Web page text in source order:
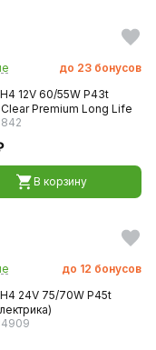
до 23 бонусов
12V 60/55W P43t
Clear Premium Long Life
В корзину
до 12 бонусов
24V 75/70W P45t